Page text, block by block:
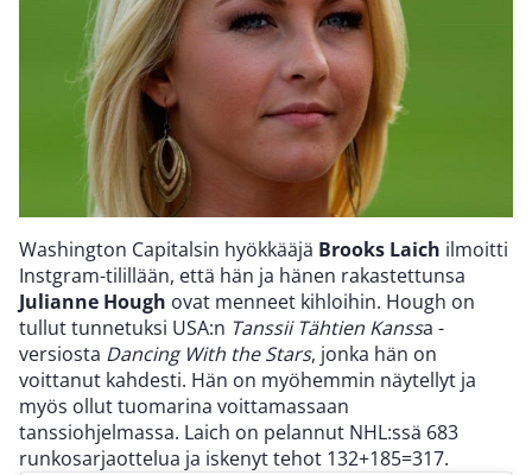
Washington Capitalsin hyökkääjä Brooks Laich ilmoitti
Instgram-tilillään, että hän ja hänen rakastettunsa
Julianne Hough ovat menneet kihloihin. Hough on
tullut tunnetuksi USA:n Tanssii Tähtien Kanssa -
versiosta Dancing With the Stars, jonka hän on
voittanut kahdesti. Hän on myöhemmin näytellyt ja
myös ollut tuomarina voittamassaan
tanssiohjelmassa. Laich on pelannut NHL:ssä 683
runkosarjaottelua ja iskenyt tehot 132+185=317.